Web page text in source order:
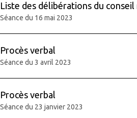
Liste des délibérations du conseil
Séance du 16 mai 2023
Procès verbal
Séance du 3 avril 2023
Procès verbal
Séance du 23 janvier 2023